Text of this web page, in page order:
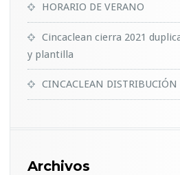
HORARIO DE VERANO
Cincaclean cierra 2021
y plantilla
CINCACLEAN DISTRIBUCIÓN
Archivos